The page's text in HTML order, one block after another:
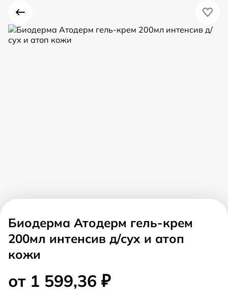
Биодерма Атодерм гель-крем
200мл интенсив д/сух и атоп
кожи
от 1 599,36 ₽